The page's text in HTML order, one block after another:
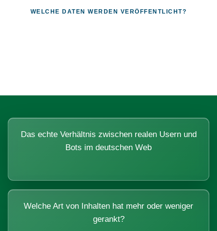
WELCHE DATEN WERDEN VERÖFFENTLICHT?
Das echte Verhältnis zwischen realen Usern und
Bots im deutschen Web
Welche Art von Inhalten hat mehr oder weniger
gerankt?